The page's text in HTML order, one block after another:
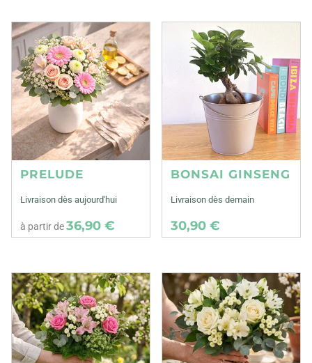
PRELUDE
Livraison dès aujourd'hui
à partir de36,90 €
BONSAI GINSENG
Livraison dès demain
30,90 €